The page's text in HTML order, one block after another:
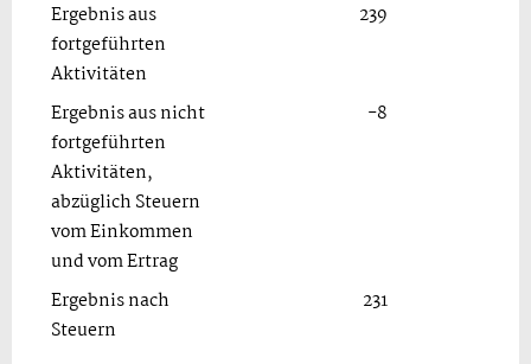
Ergebnis aus
fortgeführten
Aktivitäten
239
Ergebnis aus nicht
fortgeführten
Aktivitäten,
abzüglich Steuern
vom Einkommen
und vom Ertrag
-8
Ergebnis nach
Steuern
231